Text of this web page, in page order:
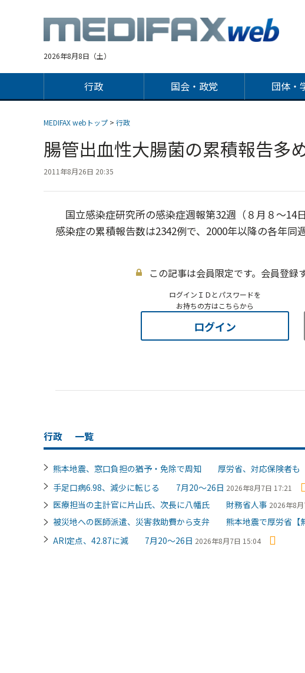
2026年8月8日（土）
行政 国会・政党 団体・
MEDIFAX webトップ > 行政
腸管出血性大腸菌の累積報告
2011年8月26日 20:35
国立感染症研究所の感染症週報第32週（８月８～14
感染症の累積報告数は2342例で、2000年以降の各年
この記事は会員限定です。会員登録
ログインＩＤとパスワードを
お持ちの方はこちらから
ログイン
行政 一覧
熊本地震、窓口負担の猶予・免除で周知 厚労省、対応保険者も【
手足口病6.98、減少に転じる 7月20～26日 2026年8月7日 17:21
医療担当の主計官に片山氏、次長に八幡氏 財務省人事 2026年8
被災地への医師派遣、災害救助費から支弁 熊本地震で厚労省【無
ARI定点、42.87に減 7月20～26日 2026年8月7日 15:04